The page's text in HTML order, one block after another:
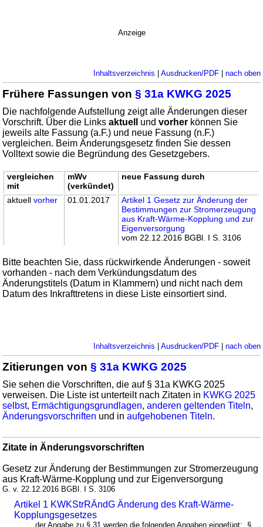
Anzeige
Inhaltsverzeichnis | Ausdrucken/PDF| nach oben
Frühere Fassungen von§ 31a KWKG 2025
Die nachfolgende Aufstellung zeigt alle Änderungen dieser
Vorschrift. Über die Linksaktuell undvorher können Sie
jeweils alte Fassung (a.F.) und neue Fassung (n.F.)
vergleichen. Beim Änderungsgesetz finden Sie dessen
Volltext sowie die Begründung des Gesetzgebers.
vergleichen
mit
mWv
(verkündet)
neue Fassung durch
aktuellvorher 01.01.2017
Artikel 1 Gesetz zur Änderung der
Bestimmungen zur Stromerzeugung
aus Kraft-Wärme-Kopplung und zur
Eigenversorgung
vom 22.12.2016 BGBl. I S. 3106
Bitte beachten Sie, dass rückwirkende Änderungen - soweit
vorhanden - nach dem Verkündungsdatum des
Änderungstitels (Datum in Klammern) und nicht nach dem
Datum des Inkrafttretens in diese Liste einsortiert sind.
Inhaltsverzeichnis | Ausdrucken/PDF| nach oben
Zitierungen von§ 31a KWKG 2025
Sie sehen die Vorschriften, die auf § 31a KWKG 2025
verweisen. Die Liste ist unterteilt nach Zitaten in KWKG 2025
selbst, Ermächtigungsgrundlagen,anderen geltenden Titeln,
Änderungsvorschriften und inaufgehobenen Titeln.
Zitate in Änderungsvorschriften
Gesetz zur Änderung der Bestimmungen zur Stromerzeugung
aus Kraft-Wärme-Kopplung und zur Eigenversorgung
G. v. 22.12.2016 BGBl. I S. 3106
Artikel 1 KWKStrRÄndG Änderung des Kraft-Wärme-
Kopplungsgesetzes
... der Angabe zu § 31 werden die folgenden Angaben eingefügt: „§